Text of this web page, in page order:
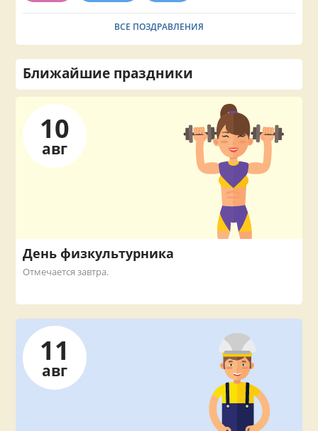
ВСЕ ПОЗДРАВЛЕНИЯ
Ближайшие праздники
10
авг
День физкультурника
Отмечается завтра.
11
авг